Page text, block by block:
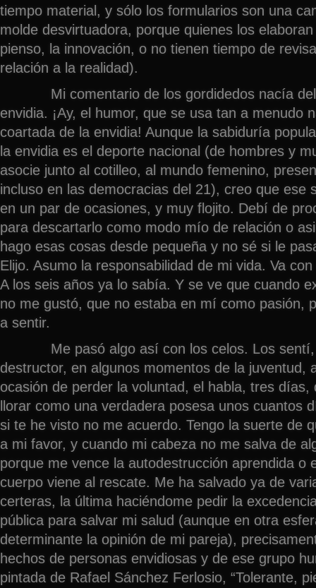
tiempo material, y sólo los formularios son una
molde desvirtuadora, porque quienes los
pienso, la innovación, o no tienen tiempo de
relación a la realidad).
Mi comentario de los gordidedos nacía del
envidia. ¡Ay, el humor, que se usa tan a menudo
coartada de la envidia! Aunque la sabiduría
la envidia es el deporte nacional (de hombres y
asocie junto al cotilleo, al mundo femenino,
incluso en las democracias del 21), creo que ese
en un par de ocasiones, y muy flojito. Debí de
para descartarlo como modo mío de relación o
hago esas cosas desde pequeña y no sé si le
Elijo. Asumo la responsabilidad de mi vida. Va
A los seis años ya lo sabía. Y se ve que cuando
no me gustó, que no estaba en mí como pasión,
a sentir.
Me pasó algo así con los celos. Los sentí,
destructor, en algunos momentos de la juventud,
ocasión de perder la voluntad, el habla, tres días,
llorar como una verdadera posesa unos cuantos
si te he visto no me acuerdo. Tengo la suerte de
a mi favor, y cuando mi cabeza no me salva de
porque me vence la autodestrucción aprendida o
cuerpo viene al rescate. Me ha salvado ya de
certeras, la última haciéndome pedir la
pública para salvar mi salud (aunque en otra
determinante la opinión de mi pareja),
hechos de personas envidiosas y de ese grupo
pintada de Rafael Sánchez Ferlosio, “Tolerante,